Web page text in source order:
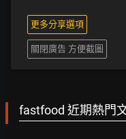
更多分享選項
關閉廣告 方便截圖
fastfood 近期熱門